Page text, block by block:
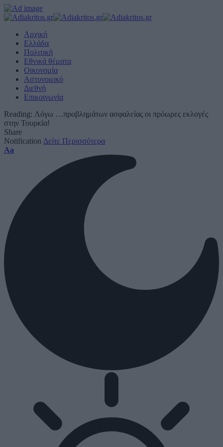
Αρχική
Ελλάδα
Πολιτική
Εθνικά θέματα
Οικονομία
Αστυνομικό
Διεθνή
Επικοινωνία
Reading: Λόγω …προβλημάτων ασφαλείας οι πρόωρες εκλογές
στην Τουρκία!
Share
Notification Δείτε Περισσότερα
Font
Aa